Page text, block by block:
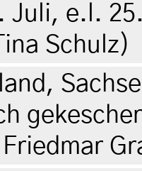
Juli, e.l.
Schulz)